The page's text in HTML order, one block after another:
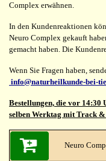
Complex erwähnen.
In den Kundenreaktionen
Neuro Complex gekauft
gemacht haben. Die
Wenn Sie Fragen haben,
info@naturheilkunde-bei-
Bestellungen, die vor 14:30
selben Werktag mit Track
Neuro